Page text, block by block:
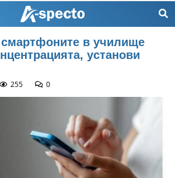
смартфоните в училище
установи
255 0